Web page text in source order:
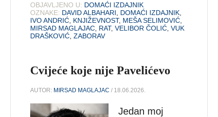
OBJAVLJENO U: DOMAĆI IZDAJNIK
OZNAKE: DAVID ALBAHARI DOMAĆI IZDAJNIK
IVO ANDRIĆ KNJIŽEVNOST, MEŠA SELIMOVIĆ
MIRSAD MAGLAJAC RAT,VELIBOR ČOLIĆ ,VUK
DRAŠKOVIĆ ,ZABORAV
Cvijeće koje nije Pavelićevo
AUTOR: MIRSAD MAGLAJAC / 18.06.2026.
Jedan moj